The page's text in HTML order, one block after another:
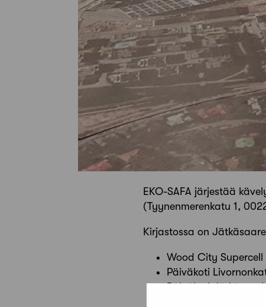
EKO-SAFA järjestää
(Tyynenmerenkatu 1,
Kirjastossa on
Wood City
Päiväkoti
Päiväkoti